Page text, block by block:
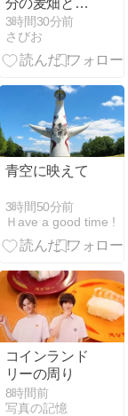
分の麦畑と周
辺風景
3時間30分前
さびお
青空に映えて
3時間50分前
Ｈave a good time !
コインランド
リーの周り
8時間前
写真の記憶